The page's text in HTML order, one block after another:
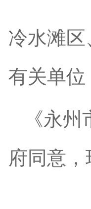
冷水滩
有关单位
《永
府同意